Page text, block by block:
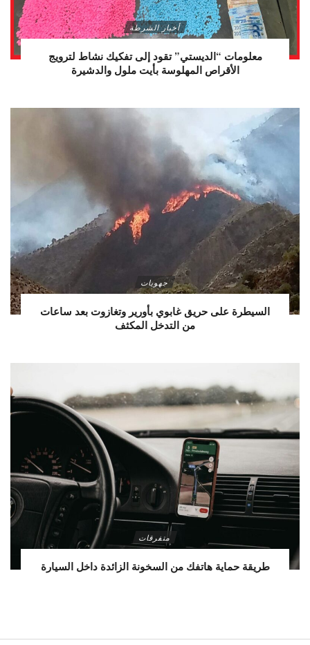
أخبار الشرطة
معلومات “الديستي” تقود إلى تفكيك نشاط لترويج
الأقراص المهلوسة بأيت ملول والدشيرة
جهويات
السيطرة على حريق غابوي بأورير وتغازوت بعد ساعات
من التدخل المكثف
متفرقات
طريقة حماية هاتفك من السخونة الزائدة داخل السيارة